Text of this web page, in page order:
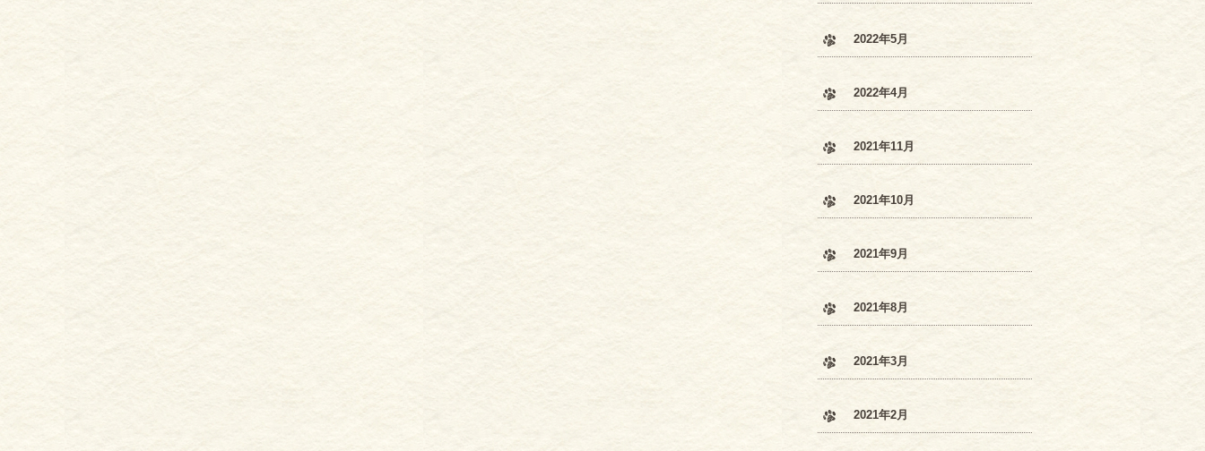
2022年5月
2022年4月
2021年11月
2021年10月
2021年9月
2021年8月
2021年3月
2021年2月